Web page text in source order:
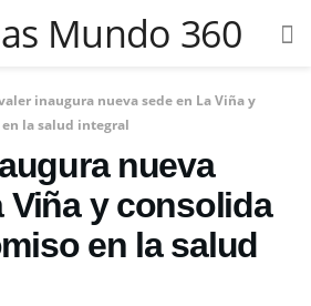
inaugura nueva sede en La Viña y
la salud integral
nueva
Viña y consolida
en la salud